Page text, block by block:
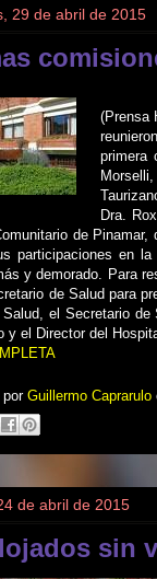
29 de abril de 2015
(Prensa
primera
Dra.
de
participaciones en
y demorado. Para
de Salud para
el Secretario de
y el Director del
por Guillermo Caprarulo
de abril de 2015
sin